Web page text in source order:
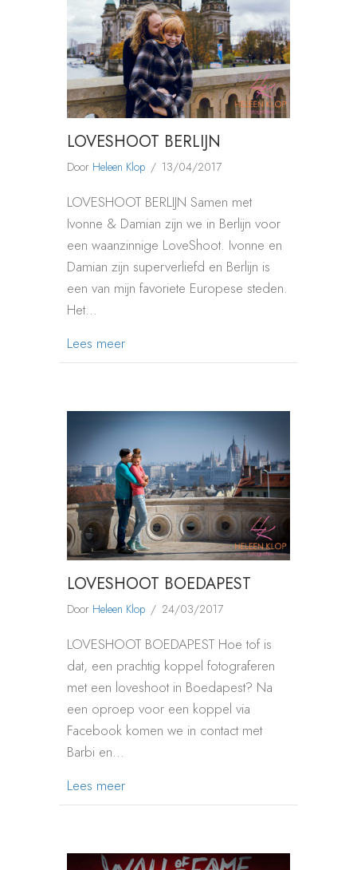
LOVESHOOT BERLIJN
Door Heleen Klop / 13/04/2017
LOVESHOOT BERLIJN Samen met
Ivonne & Damian zijn we in Berlijn voor
een waanzinnige LoveShoot. Ivonne en
Damian zijn superverliefd en Berlijn is
een van mijn favoriete Europese steden.
Het…
Lees meerabout LOVESHOOT BERLIJN
LOVESHOOT BOEDAPEST
Door Heleen Klop / 24/03/2017
LOVESHOOT BOEDAPEST Hoe tof is
dat, een prachtig koppel fotograferen
met een loveshoot in Boedapest? Na
een oproep voor een koppel via
Facebook komen we in contact met
Barbi en…
Lees meerabout LOVESHOOT BOEDAPEST